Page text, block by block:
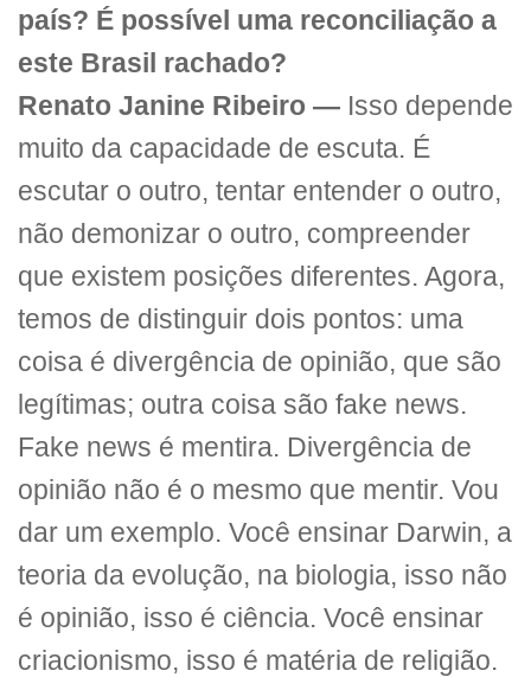
país? É possível uma reconciliação a
este Brasil rachado?
Renato Janine Ribeiro — Isso depende
muito da capacidade de escuta. É
escutar o outro, tentar entender o outro,
não demonizar o outro, compreender
que existem posições diferentes. Agora,
temos de distinguir dois pontos: uma
coisa é divergência de opinião, que são
legítimas; outra coisa são fake news.
Fake news é mentira. Divergência de
opinião não é o mesmo que mentir. Vou
dar um exemplo. Você ensinar Darwin, a
teoria da evolução, na biologia, isso não
é opinião, isso é ciência. Você ensinar
criacionismo, isso é matéria de religião.